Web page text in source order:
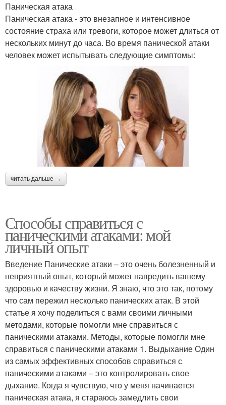
Паническая атака
Паническая атака - это внезапное и интенсивное
состояние страха или тревоги, которое может длиться от
нескольких минут до часа. Во время панической атаки
человек может испытывать следующие симптомы:
читать дальше →
Способы справиться с
паническими атаками: мой
личный опыт
Введение Панические атаки – это очень болезненный и
неприятный опыт, который может навредить вашему
здоровью и качеству жизни. Я знаю, что это так, потому
что сам пережил несколько панических атак. В этой
статье я хочу поделиться с вами своими личными
методами, которые помогли мне справиться с
паническими атаками. Методы, которые помогли мне
справиться с паническими атаками 1. Выдыхание Один
из самых эффективных способов справиться с
паническими атаками – это контролировать свое
дыхание. Когда я чувствую, что у меня начинается
паническая атака, я стараюсь замедлить свои